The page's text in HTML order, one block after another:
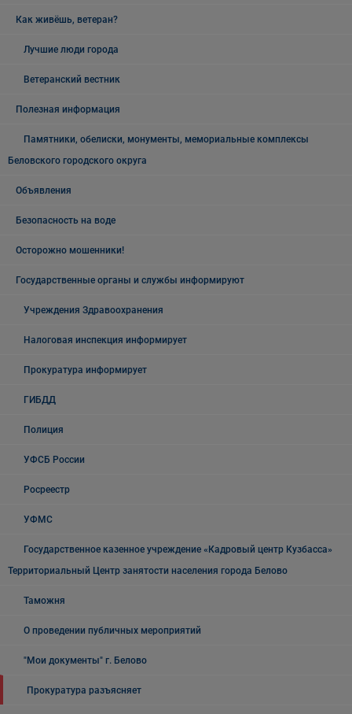
Как живёшь, ветеран?
Лучшие люди города
Ветеранский вестник
Полезная информация
Памятники, обелиски, монументы, мемориальные комплексы
Беловского городского округа
Объявления
Безопасность на воде
Осторожно мошенники!
Государственные органы и службы информируют
Учреждения Здравоохранения
Налоговая инспекция информирует
Прокуратура информирует
ГИБДД
Полиция
УФСБ России
Росреестр
УФМС
Государственное казенное учреждение «Кадровый центр Кузбасса»
Территориальный Центр занятости населения города Белово
Таможня
О проведении публичных мероприятий
"Мои документы" г. Белово
Прокуратура разъясняет